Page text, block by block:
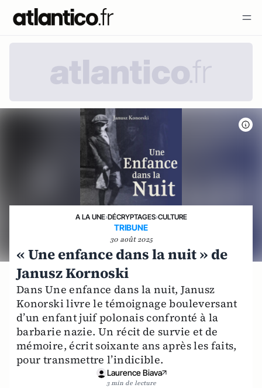
A LA UNE›DÉCRYPTAGES›CULTURE
TRIBUNE
30 août 2025
« Une enfance dans la nuit » de
Janusz Kornoski
Dans Une enfance dans la nuit, Janusz
Konorski livre le témoignage bouleversant
d’un enfant juif polonais confronté à la
barbarie nazie. Un récit de survie et de
mémoire, écrit soixante ans après les faits,
pour transmettre l’indicible.
Laurence Biava
3 min de lecture